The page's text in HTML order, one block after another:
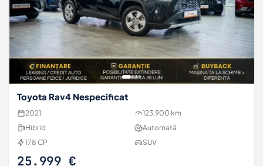
Toyota Rav4 Nespecificat
2021
123.900 km
Hibrid
Automată
178 CP
SUV
25.999 €